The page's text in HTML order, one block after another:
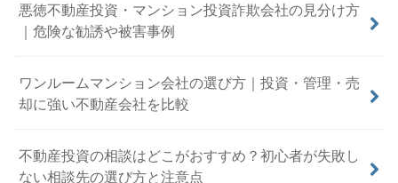
悪徳不動産投資・マンション投資詐欺会社の見分け方
｜危険な勧誘や被害事例
ワンルームマンション会社の選び方｜投資・管理・売
却に強い不動産会社を比較
不動産投資の相談はどこがおすすめ？初心者が失敗し
ない相談先の選び方と注意点